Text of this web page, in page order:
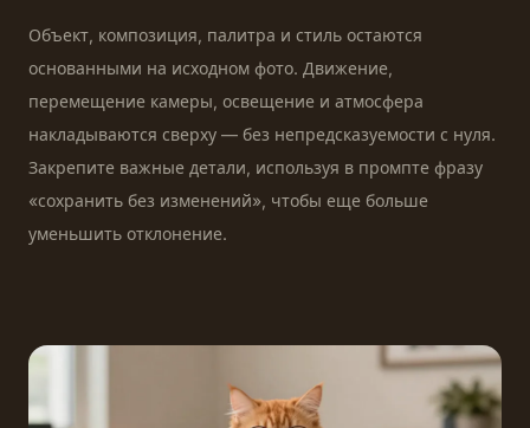
Объект, композиция, палитра и стиль остаются
основанными на исходном фото. Движение,
перемещение камеры, освещение и атмосфера
накладываются сверху — без непредсказуемости с нуля.
Закрепите важные детали, используя в промпте фразу
«сохранить без изменений», чтобы еще больше
уменьшить отклонение.